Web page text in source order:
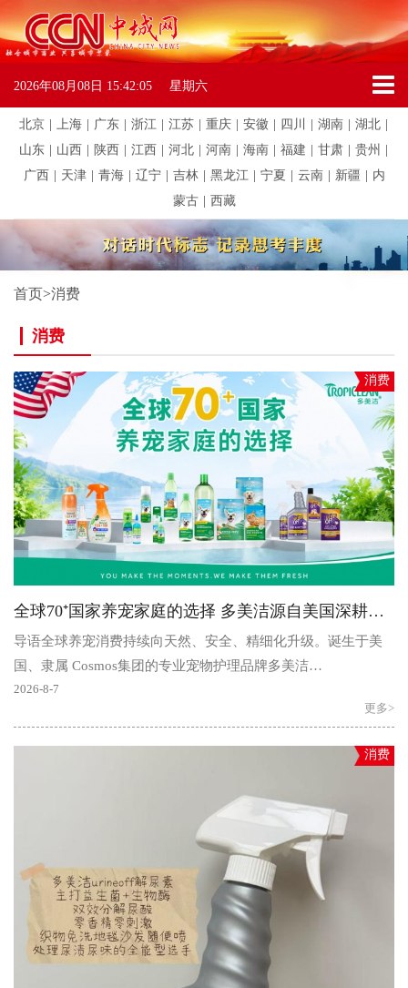
2026年08月08日 15:42:05 星期六
北京 上海 广东 浙江 江苏 重庆 安徽 四川 湖南 湖北
山东
山西 陕西 江西 河北 河南 海南 福建 甘肃 贵州
广西
天津 青海 辽宁 吉林 黑龙江 宁夏 云南 新疆
内
蒙古
西藏
首页>消费
消费
消费
全球70⁺国家养宠家庭的选择 多美洁源自美国深耕天然宠护
导语全球养宠消费持续向天然、安全、精细化升级。诞生于美
国、隶属 Cosmos集团的专业宠物护理品牌多美洁
（TropiClean），深耕全球宠物护理领域四十余年，凭借前沿的
2026-8-7
更多>
消费